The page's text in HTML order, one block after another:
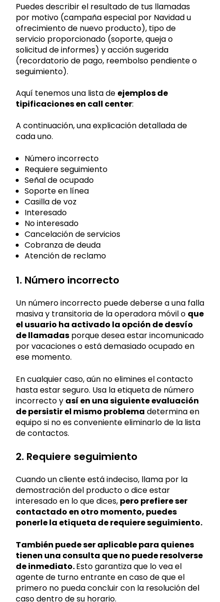
Puedes describir el resultado de tus llamadas
por motivo (campaña especial por Navidad u
ofrecimiento de nuevo producto), tipo de
servicio proporcionado (soporte, queja o
solicitud de informes) y acción sugerida
(recordatorio de pago, reembolso pendiente o
seguimiento).
Aquí tenemos una lista de ejemplos de
tipificaciones en call center:
A continuación, una explicación detallada de
cada uno.
Número incorrecto
Requiere seguimiento
Señal de ocupado
Soporte en línea
Casilla de voz
Interesado
No interesado
Cancelación de servicios
Cobranza de deuda
Atención de reclamo
1. Número incorrecto
Un número incorrecto puede deberse a una falla
masiva y transitoria de la operadora móvil o que
el usuario ha activado la opción de desvío
de llamadas porque desea estar incomunicado
por vacaciones o está demasiado ocupado en
ese momento.
En cualquier caso, aún no elimines el contacto
hasta estar seguro. Usa la etiqueta de número
incorrecto y así en una siguiente evaluación
de persistir el mismo problema determina en
equipo si no es conveniente eliminarlo de la lista
de contactos.
2. Requiere seguimiento
Cuando un cliente está indeciso, llama por la
demostración del producto o dice estar
interesado en lo que dices, pero prefiere ser
contactado en otro momento, puedes
ponerle la etiqueta de requiere seguimiento.
También puede ser aplicable para quienes
tienen una consulta que no puede resolverse
de inmediato.Esto garantiza que lo vea el
agente de turno entrante en caso de que el
primero no pueda concluir con la resolución del
caso dentro de su horario.